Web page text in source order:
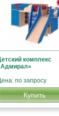
комплекс
по запросу
Купить